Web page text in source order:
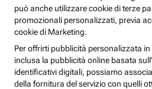
può anche utilizzare cookie di terze
promozionali personalizzati, previa
cookie di Marketing.
Per offrirti pubblicità personalizzata
inclusa la pubblicità online basata
identificativi digitali, possiamo
della fornitura del servizio con quelli